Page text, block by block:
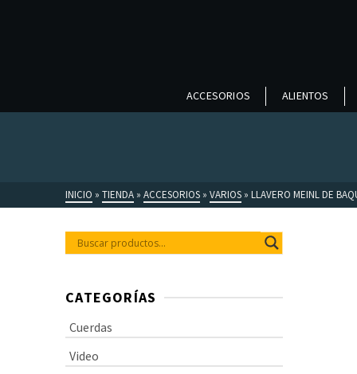
ACCESORIOS ALIENTOS
INICIO » TIENDA » ACCESORIOS » VARIOS » LLAVERO MEINL DE
CATEGORÍAS
Cuerdas
Video